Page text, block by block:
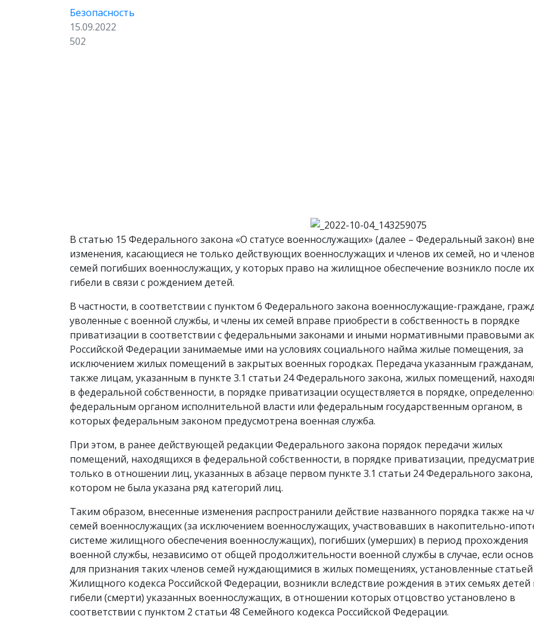
Безопасность
15.09.2022
502
В статью 15 Федерального закона «О статусе военнослужащих» (далее – Федеральный закон)
изменения, касающиеся не только действующих военнослужащих и членов их семей, но и членов
семей погибших военнослужащих, у которых право на жилищное обеспечение возникло после их
гибели в связи с рождением детей.
В частности, в соответствии с пунктом 6 Федерального закона военнослужащие-граждане,
уволенные с военной службы, и члены их семей вправе приобрести в собственность в порядке
приватизации в соответствии с федеральными законами и иными нормативными правовыми
Российской Федерации занимаемые ими на условиях социального найма жилые помещения, за
исключением жилых помещений в закрытых военных городках. Передача указанным
также лицам, указанным в пункте 3.1 статьи 24 Федерального закона, жилых помещений,
в федеральной собственности, в порядке приватизации осуществляется в порядке,
федеральным органом исполнительной власти или федеральным государственным органом, в
которых федеральным законом предусмотрена военная служба.
При этом, в ранее действующей редакции Федерального закона порядок передачи жилых
помещений, находящихся в федеральной собственности, в порядке приватизации,
только в отношении лиц, указанных в абзаце первом пункте 3.1 статьи 24 Федерального
котором не была указана ряд категорий лиц.
Таким образом, внесенные изменения распространили действие названного порядка также на
семей военнослужащих (за исключением военнослужащих, участвовавших в накопительно-
системе жилищного обеспечения военнослужащих), погибших (умерших) в период прохождения
военной службы, независимо от общей продолжительности военной службы в случае, если
для признания таких членов семей нуждающимися в жилых помещениях, установленные статьей
Жилищного кодекса Российской Федерации, возникли вследствие рождения в этих семьях детей
гибели (смерти) указанных военнослужащих, в отношении которых отцовство установлено в
соответствии с пунктом 2 статьи 48 Семейного кодекса Российской Федерации.